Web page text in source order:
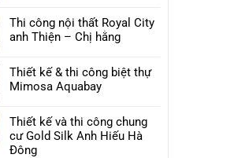
Thi công nội thất Royal City
anh Thiện – Chị hằng
Thiết kế & thi công biệt thự
Mimosa Aquabay
Thiết kế và thi công chung
cư Gold Silk Anh Hiếu Hà
Đông